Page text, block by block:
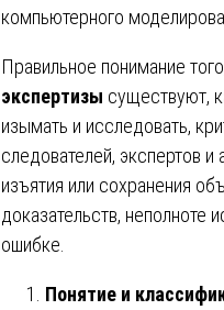
компьютерного
Правильное понимание
экспертизы существуют,
изымать и исследовать,
следователей, экспертов
изъятия или сохранения
доказательств, неполноте
ошибке.
Понятие и